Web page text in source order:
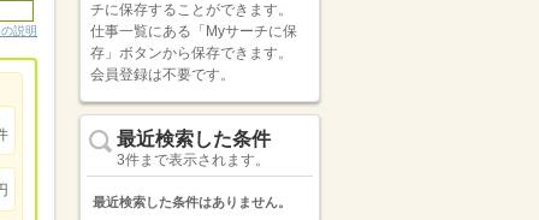
説明
チに保存することができます。
仕事一覧にある「Myサーチに保
存」ボタンから保存できます。
会員登録は不要です。
最近検索した条件
3件まで表示されます。
最近検索した条件はありません。